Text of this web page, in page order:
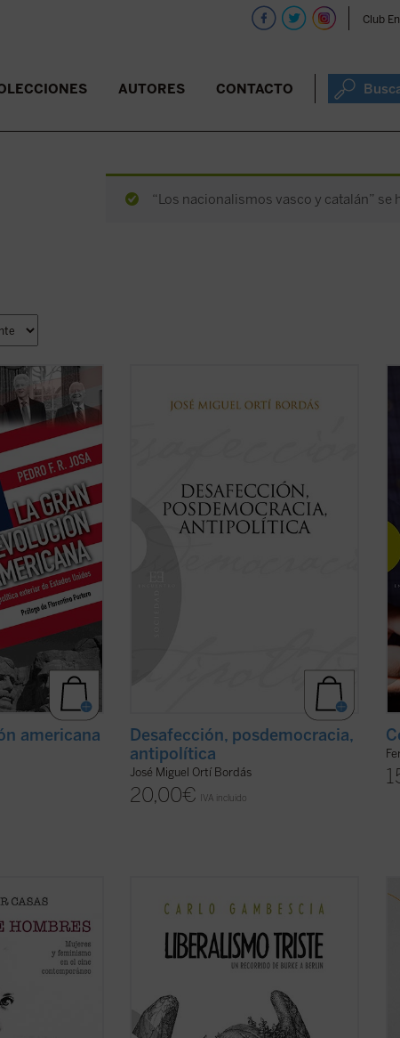
Club
AUTORES CONTACTO
“Los nacionalismos vasco y catalán” se
que es difícil
una
ideas es el del
los Estados
ya que se
como punto
americana
su amplio conocimiento de la política
(ver ficha)
Desafección, posdemocracia,
antipolítica
José Miguel Ortí Bordás
20,00€ IVA incluido
los
y
y sin
la «nueva ...
El presente libro no pretende ser una
historia detallada y exhaustiva del
pensamiento liberal, sino que aspira a
verificar, como se hace en el campo de la
química o de la física, la cualidad, el valor
examinada ...